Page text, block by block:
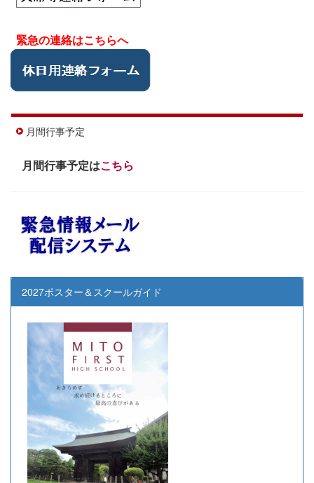
緊急の連絡はこちらへ
月間行事予定
月間行事予定はこちら
2027ポスター＆スクールガイド